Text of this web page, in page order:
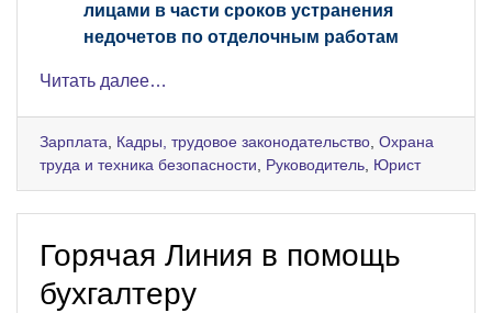
лицами в части сроков устранения
недочетов по отделочным работам
Читать далее…
Зарплата, Кадры, трудовое законодательство, Охрана
труда и техника безопасности, Руководитель, Юрист
Горячая Линия в помощь
бухгалтеру